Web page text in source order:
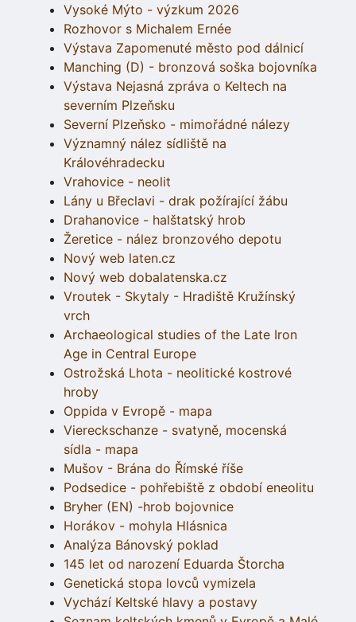
Vysoké Mýto - výzkum 2026
Rozhovor s Michalem Ernée
Výstava Zapomenuté město pod dálnicí
Manching (D) - bronzová soška bojovníka
Výstava Nejasná zpráva o Keltech na
severním Plzeňsku
Severní Plzeňsko - mimořádné nálezy
Významný nález sídliště na
Královéhradecku
Vrahovice - neolit
Lány u Břeclavi - drak požírající žábu
Drahanovice - halštatský hrob
Žeretice - nález bronzového depotu
Nový web laten.cz
Nový web dobalatenska.cz
Vroutek - Skytaly - Hradiště Kružínský
vrch
Archaeological studies of the Late Iron
Age in Central Europe
Ostrožská Lhota - neolitické kostrové
hroby
Oppida v Evropě - mapa
Viereckschanze - svatyně, mocenská
sídla - mapa
Mušov - Brána do Římské říše
Podsedice - pohřebiště z období eneolitu
Bryher (EN) -hrob bojovnice
Horákov - mohyla Hlásnica
Analýza Bánovský poklad
145 let od narození Eduarda Štorcha
Genetická stopa lovců vymizela
Vychází Keltské hlavy a postavy